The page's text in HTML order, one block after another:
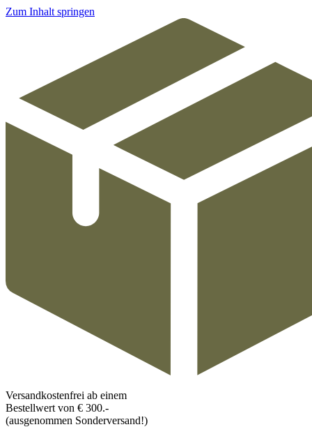
Zum Inhalt springen
Versandkostenfrei ab einem
Bestellwert von € 300.-
(ausgenommen Sonderversand!)